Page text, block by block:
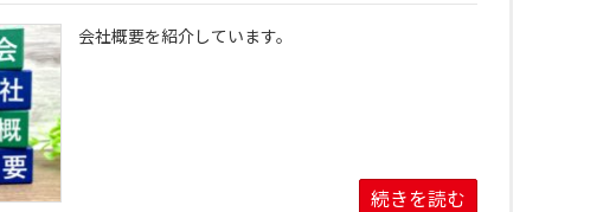
会社概要を紹介しています。
続きを読む